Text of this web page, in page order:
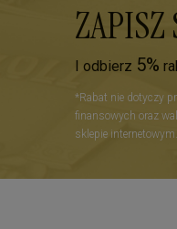
ZAPISZ
I odbierz 5%
*Rabat nie dotyczy
finansowych oraz
sklepie internetowym.